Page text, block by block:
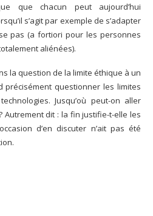
que chacun peut aujourd’hui
s’agit par exemple de s’adapter
pas (a fortiori pour les personnes
aliénées).
la question de la limite éthique à un
précisément questionner les limites
Jusqu’où peut-on aller
dit : la fin justifie-t-elle les
d’en discuter n’ait pas été